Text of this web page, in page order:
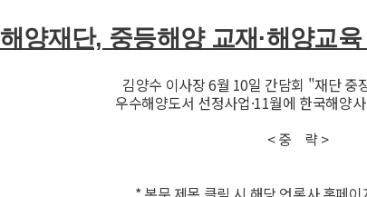
해양재단, 중등해양 교재·해양교
김양수 이사장 6월 10일 간담회 "재단 중
우수해양도서 선정사업·11월에 한국해양
< 중 략 >